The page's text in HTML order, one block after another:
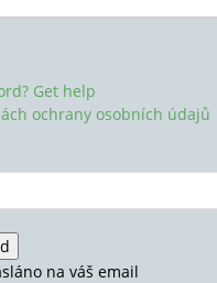
Get help
ochrany osobních údajů
na váš email